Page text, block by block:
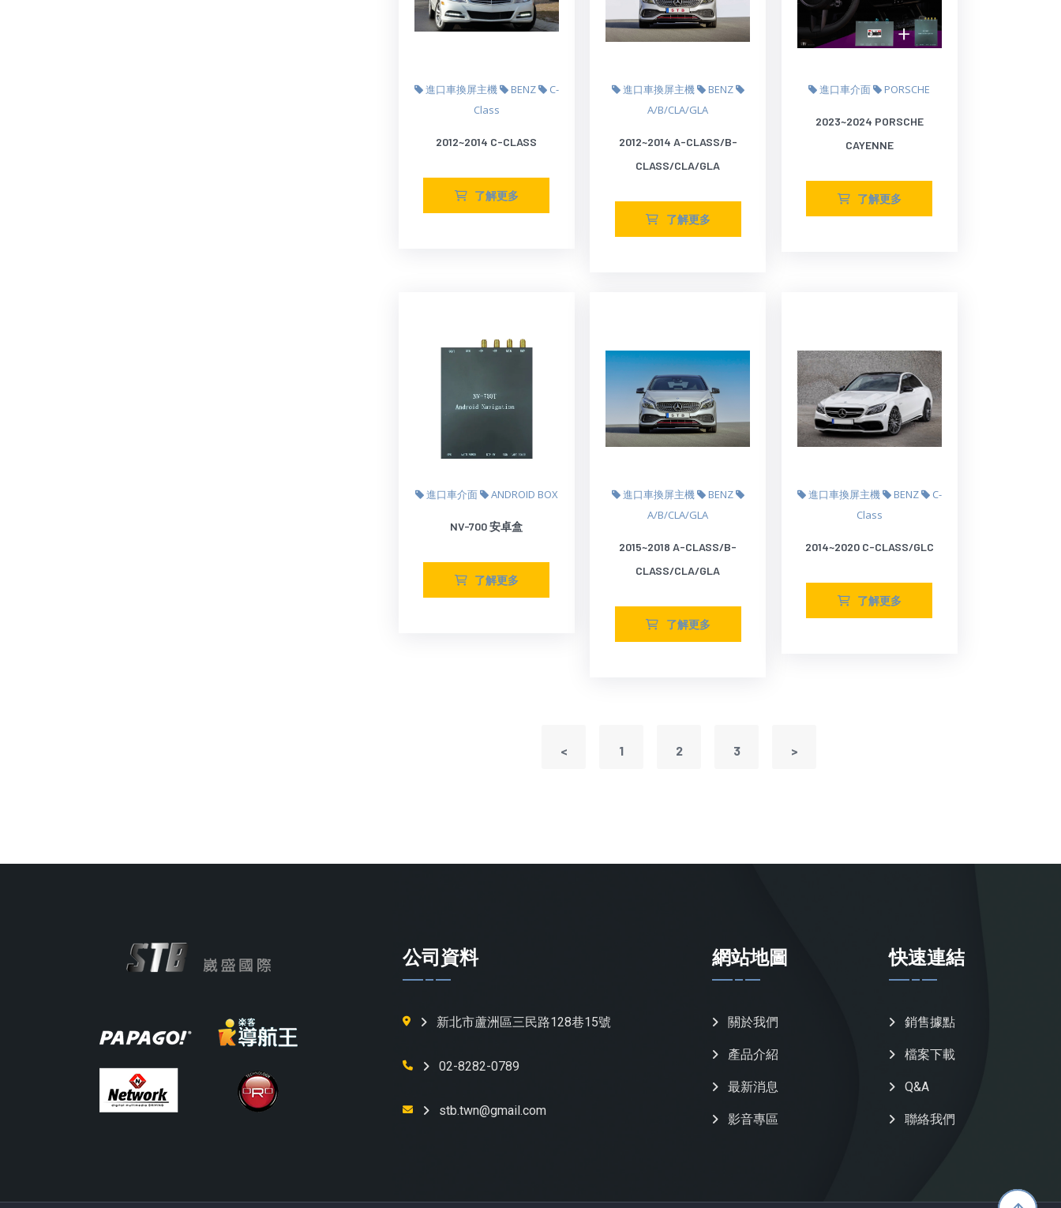
進口車換屏主機 BENZ
C-
Class
2012~2014 C-CLASS
了解更多
進口車換屏主機
BENZ
A/B/CLA/GLA
2012~2014 A-CLASS/B-
CLASS/CLA/GLA
了解更多
進口車介面 PORSCHE
2023~2024 PORSCHE
CAYENNE
了解更多
進口車介面 ANDROID BOX
NV-700 安卓盒
了解更多
進口車換屏主機
BENZ
A/B/CLA/GLA
2015~2018 A-CLASS/B-
CLASS/CLA/GLA
了解更多
進口車換屏主機 BENZ
C-
Class
2014~2020 C-CLASS/GLC
了解更多
< 1 2 3 >
公司資料
新北市蘆洲區三民路128巷15號
02-8282-0789
stb.twn@gmail.com
網站地圖
關於我們
產品介紹
最新消息
影音專區
快速連結
銷售據點
檔案下載
Q&A
聯絡我們